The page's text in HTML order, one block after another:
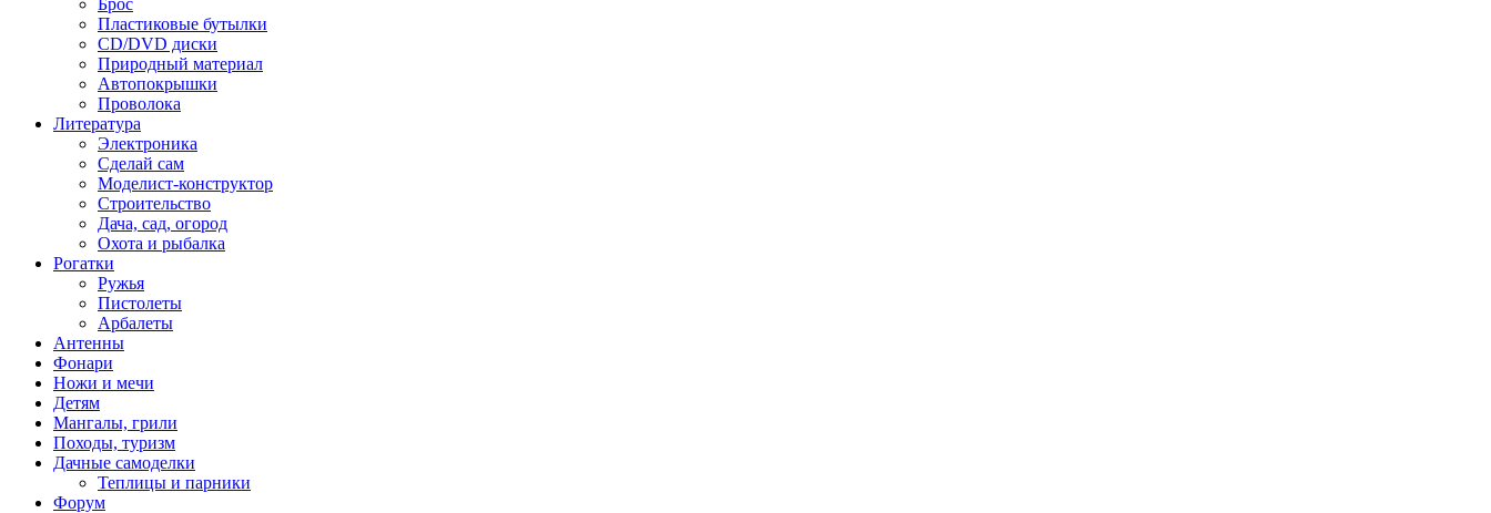
Брос
Пластиковые бутылки
CD/DVD диски
Природный материал
Автопокрышки
Проволока
Литература
Электроника
Сделай сам
Моделист-конструктор
Строительство
Дача, сад, огород
Охота и рыбалка
Рогатки
Ружья
Пистолеты
Арбалеты
Антенны
Фонари
Ножи и мечи
Детям
Мангалы, грили
Походы, туризм
Дачные самоделки
Теплицы и парники
Форум